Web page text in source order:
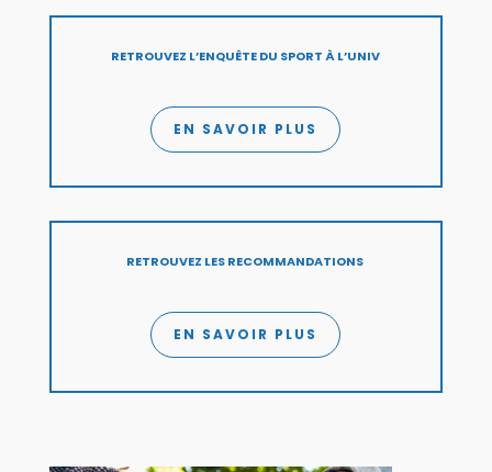
RETROUVEZ L’ENQUÊTE DU SPORT À L’UNIV
EN SAVOIR PLUS
RETROUVEZ LES RECOMMANDATIONS
EN SAVOIR PLUS